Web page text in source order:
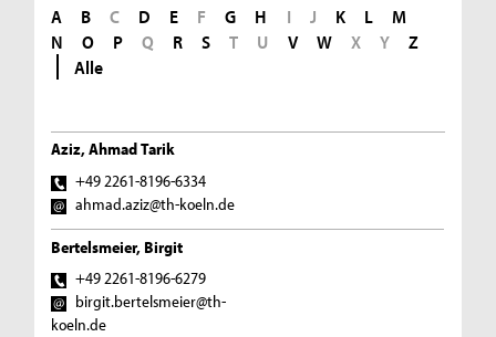
A B C D E F G H I J K L
M
N
O P Q R S T U V W X Y
Z
Alle
Aziz, Ahmad Tarik
+49 2261-8196-6334
ahmad.aziz@th-koeln.de
Bertelsmeier, Birgit
+49 2261-8196-6279
birgit.bertelsmeier@th-
koeln.de